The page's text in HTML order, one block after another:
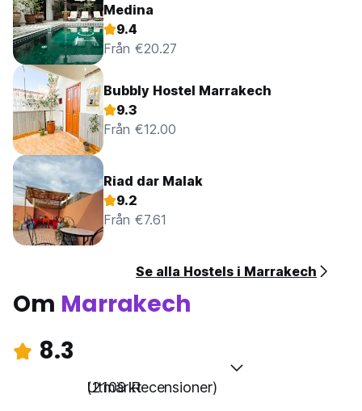
Medina
9.4
Från €20.27
Bubbly Hostel Marrakech
9.3
Från €12.00
Riad dar Malak
9.2
Från €7.61
Se alla Hostels i Marrakech
Om Marrakech
8.3
Utmärkt
(2109 Recensioner)